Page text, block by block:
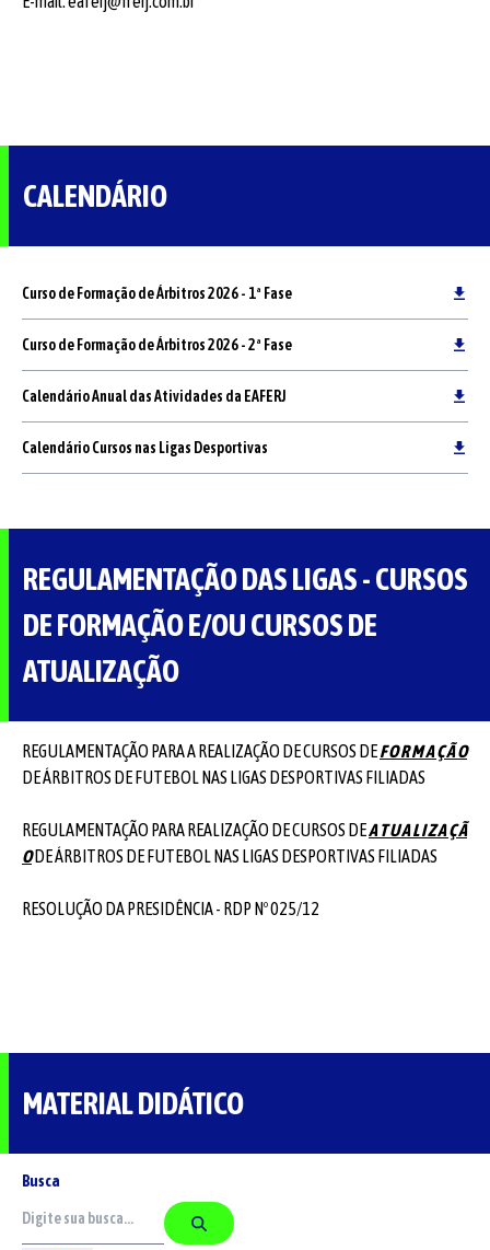
CALENDÁRIO
Curso de Formação de Árbitros 2026 - 1ª Fase
Curso de Formação de Árbitros 2026 - 2ª Fase
Calendário Anual das Atividades da EAFERJ
Calendário Cursos nas Ligas Desportivas
REGULAMENTAÇÃO DAS LIGAS - CURSOS
DE FORMAÇÃO E/OU CURSOS DE
ATUALIZAÇÃO
REGULAMENTAÇÃO PARA A REALIZAÇÃO DE CURSOS DEF O R M A Ç Ã O
DE ÁRBITROS DE FUTEBOL NAS LIGAS DESPORTIVAS FILIADAS
REGULAMENTAÇÃO PARA REALIZAÇÃO DE CURSOS DEA T U A L I Z A Ç Ã
ODE ÁRBITROS DE FUTEBOL NAS LIGAS DESPORTIVAS FILIADAS
RESOLUÇÃO DA PRESIDÊNCIA - RDP Nº 025/12
MATERIAL DIDÁTICO
Busca